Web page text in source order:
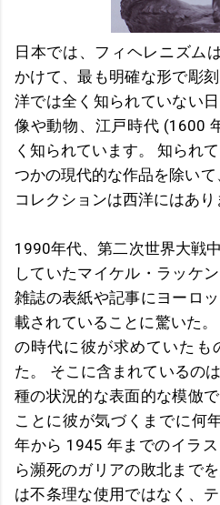
日本では、フィヘレニズム
かけて、最も明確な形で彫
洋では全く知られていない
像や動物、江戸時代 (1600
く知られています。 知られ
つかの現代的な作品を除い
コレクションは西洋にはあり
1990年代、第二次世界大戦
していたマイケル・ラッケ
雑誌の表紙や記事にヨーロ
載されていることに驚いた
の時代に彼が求めていたも
た。 そこに含まれているの
種の状況的な表面的な模倣
ことに彼が気づくまでに何
年から 1945 年までのイラ
ら瀕死のガリアの敗北まで
は不条理な使用ではなく、